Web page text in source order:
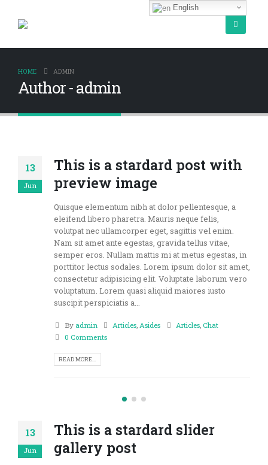
HOME ADMIN
Author - admin
13
Jun
This is a stardard post with
preview image
Quisque elementum nibh at dolor pellentesque, a
eleifend libero pharetra. Mauris neque felis,
volutpat nec ullamcorper eget, sagittis vel enim.
Nam sit amet ante egestas, gravida tellus vitae,
semper eros. Nullam mattis mi at metus egestas, in
porttitor lectus sodales. Lorem ipsum dolor sit amet,
consectetur adipisicing elit. Voluptate laborum vero
voluptatum. Lorem quasi aliquid maiores iusto
suscipit perspiciatis a...
By admin Articles,Asides Articles,Chat
0 Comments
READ MORE...
13
Jun
This is a stardard slider
gallery post
English